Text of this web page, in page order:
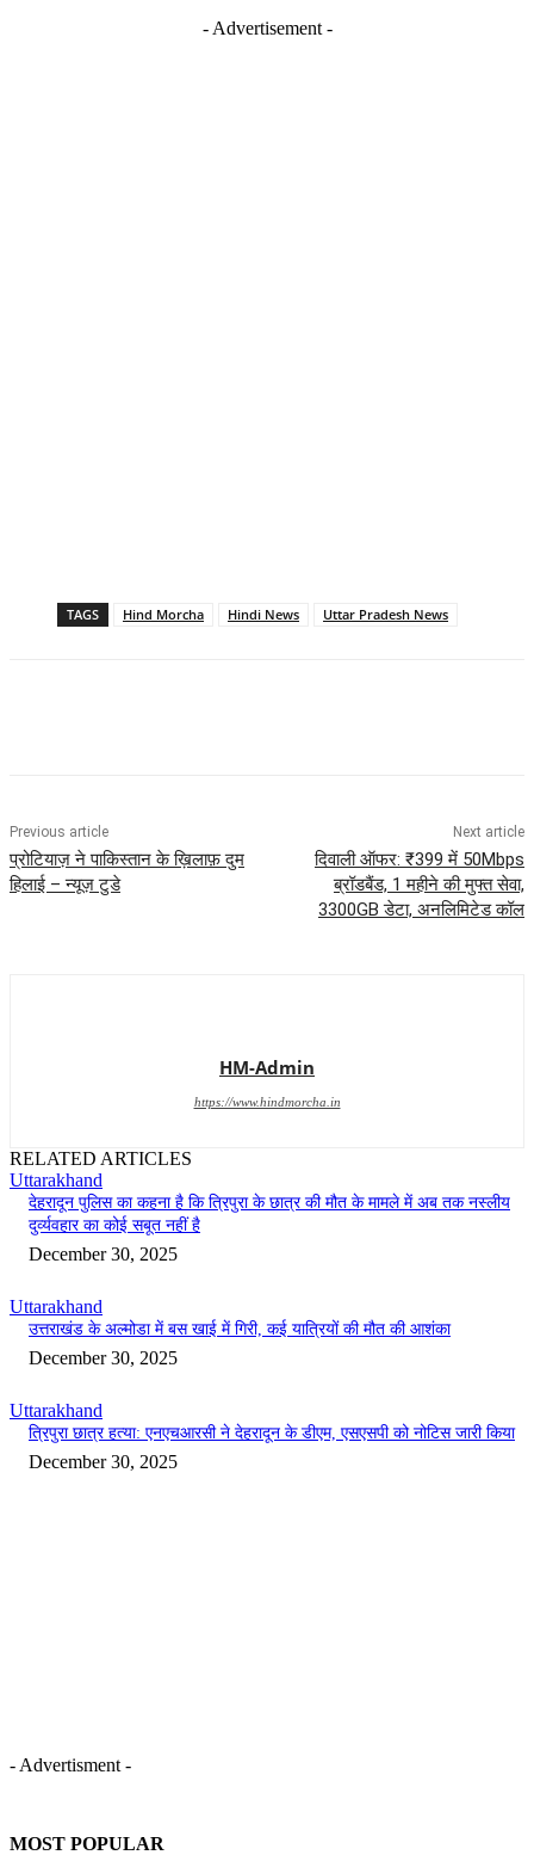
- Advertisement -
TAGS Hind Morcha Hindi News Uttar Pradesh News
Previous article
प्रोटियाज़ ने पाकिस्तान के ख़िलाफ़ दुम
हिलाई – न्यूज़ टुडे
Next article
दिवाली ऑफर: ₹399 में 50Mbps
ब्रॉडबैंड, 1 महीने की मुफ्त सेवा,
3300GB डेटा, अनलिमिटेड कॉल
HM-Admin
https://www.hindmorcha.in
RELATED ARTICLES
Uttarakhand
देहरादून पुलिस का कहना है कि त्रिपुरा के छात्र की मौत के मामले में अब तक नस्लीय
दुर्व्यवहार का कोई सबूत नहीं है
December 30, 2025
Uttarakhand
उत्तराखंड के अल्मोडा में बस खाई में गिरी, कई यात्रियों की मौत की आशंका
December 30, 2025
Uttarakhand
त्रिपुरा छात्र हत्या: एनएचआरसी ने देहरादून के डीएम, एसएसपी को नोटिस जारी किया
December 30, 2025
- Advertisment -
MOST POPULAR